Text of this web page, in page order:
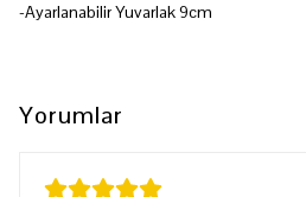
-Ayarlanabilir Yuvarlak 9cm
Yorumlar